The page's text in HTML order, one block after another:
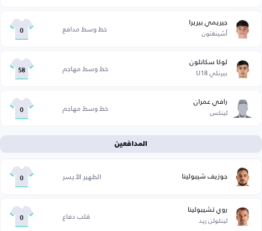
جيريمي بيريرا
أشينغتون خط وسط مدافع 0
لوكا سكانلون
بيرنلي U18 خط وسط مهاجم 58
رافي عمران
لينكس خط وسط مهاجم 0
المدافعين
جوزيف شيبولينا الظهير الأيسر 0
روي تشيبولينا
لينكولن ريد قلب دفاع 0